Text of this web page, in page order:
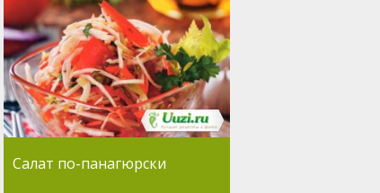
Салат по-панагюрски